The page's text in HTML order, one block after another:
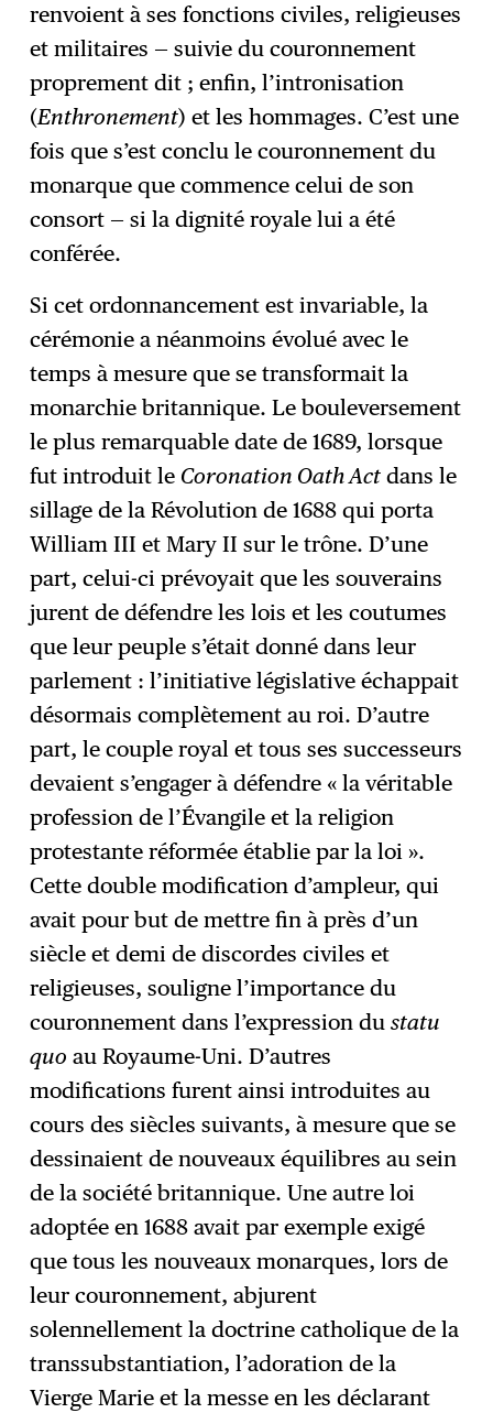
renvoient à ses fonctions civiles, religieuses
et militaires — suivie du couronnement
proprement dit ; enfin, l’intronisation
(Enthronement) et les hommages. C’est une
fois que s’est conclu le couronnement du
monarque que commence celui de son
consort — si la dignité royale lui a été
conférée.
Si cet ordonnancement est invariable, la
cérémonie a néanmoins évolué avec le
temps à mesure que se transformait la
monarchie britannique. Le bouleversement
le plus remarquable date de 1689, lorsque
fut introduit le Coronation Oath Act dans le
sillage de la Révolution de 1688 qui porta
William III et Mary II sur le trône. D’une
part, celui-ci prévoyait que les souverains
jurent de défendre les lois et les coutumes
que leur peuple s’était donné dans leur
parlement : l’initiative législative échappait
désormais complètement au roi. D’autre
part, le couple royal et tous ses successeurs
devaient s’engager à défendre « la véritable
profession de l’Évangile et la religion
protestante réformée établie par la loi ».
Cette double modification d’ampleur, qui
avait pour but de mettre fin à près d’un
siècle et demi de discordes civiles et
religieuses, souligne l’importance du
couronnement dans l’expression dustatu
quo au Royaume-Uni. D’autres
modifications furent ainsi introduites au
cours des siècles suivants, à mesure que se
dessinaient de nouveaux équilibres au sein
de la société britannique. Une autre loi
adoptée en 1688 avait par exemple exigé
que tous les nouveaux monarques, lors de
leur couronnement, abjurent
solennellement la doctrine catholique de la
transsubstantiation, l’adoration de la
Vierge Marie et la messe en les déclarant